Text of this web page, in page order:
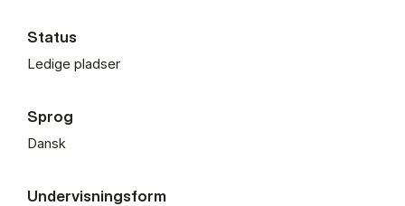
Status
Ledige pladser
Sprog
Dansk
Undervisningsform